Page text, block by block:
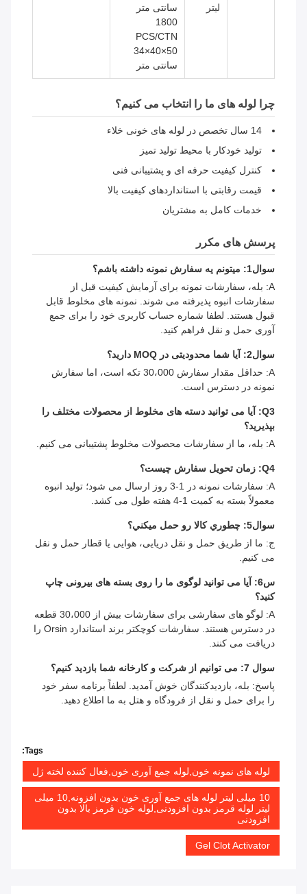
لیتر
سانتی متر
1800
PCS/CTN
50×40×34
سانتی متر
چرا لوله های ما را انتخاب می کنیم؟
14 سال تخصص در لوله های خونی خلاء
تولید خودکار با محیط تولید تمیز
کنترل کیفیت حرفه ای و پشتیبانی فنی
قیمت رقابتی با استانداردهای کیفیت بالا
خدمات کامل به مشتریان
پرسش های مکرر
سوال1: میتونم یه سفارش نمونه داشته باشم؟
A: بله، سفارشات نمونه برای آزمایش کیفیت قبل از
سفارشات انبوه پذیرفته می شوند. نمونه های مخلوط قابل
قبول هستند. لطفا شماره حساب کاربری خود را برای جمع
آوری حمل و نقل فراهم کنید.
سوال2: آیا شما محدودیتی در MOQ دارید؟
A: حداقل مقدار سفارش 30،000 تکه است، اما سفارش
نمونه در دسترس است.
Q3: آیا می توانید دسته های مخلوط از محصولات مختلف را
بپذیرید؟
A: بله، ما از سفارشات محصولات مخلوط پشتیبانی می کنیم.
Q4: زمان تحویل سفارش چیست؟
A: سفارشات نمونه در 1-3 روز ارسال می شود؛ تولید انبوه
معمولاً بسته به کمیت 1-4 هفته طول می کشد.
سوال5: چطوري کالا رو حمل ميکني؟
ج: ما از طریق حمل و نقل دریایی، هوایی یا قطار حمل و نقل
می کنیم.
س6: آیا می توانید لوگوی ما را روی بسته های بیرونی چاپ
کنید؟
A: لوگو های سفارشی برای سفارشات بیش از 30،000 قطعه
در دسترس هستند. سفارشات کوچکتر برند استاندارد Orsin را
دریافت می کنند.
سوال 7: می توانیم از شرکت و کارخانه شما بازدید کنیم؟
پاسخ: بله، بازدیدکنندگان خوش آمدید. لطفاً برنامه سفر خود
را برای حمل و نقل از فرودگاه و هتل به ما اطلاع دهید.
Tags:
لوله های نمونه خون,لوله جمع آوری خون,فعال کننده لخته ژل
10 میلی لیتر لوله های جمع آوری خون بدون افزونه,10 میلی
لیتر لوله قرمز بدون افزودنی,لوله خون قرمز بالا بدون
افزودنی
Gel Clot Activator